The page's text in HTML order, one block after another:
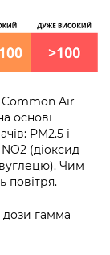
Common Air
основі
PM2.5 і
(діоксид
Чим
повітря.
дози гамма